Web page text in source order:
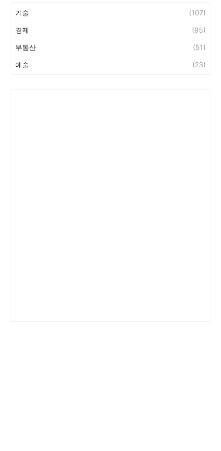
기술 (107)
경제 (95)
부동산 (51)
예술 (23)